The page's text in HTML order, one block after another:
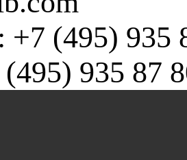
+7 (495) 935
935 87